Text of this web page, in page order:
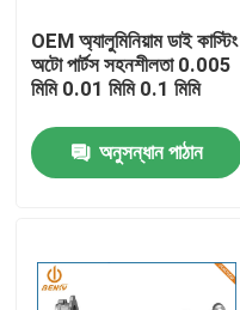
পণ্য
OEM অ্যালুমিনিয়াম ডাই কাস্টিং
অটো পার্টস সহনশীলতা 0.005
মিমি 0.01 মিমি 0.1 মিমি
অনুসন্ধান পাঠান